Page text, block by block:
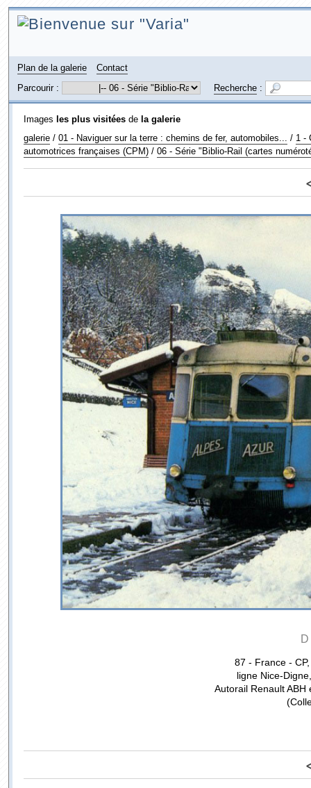
Plan de la galerie
Contact
Parcourir :
Recherche:
Images les plus visitéesde la galerie
galerie/ 01 - Naviguer sur la terre : chemins de fer, automobiles... / 1 -
automotrices françaises (CPM)/ 06 - Série "Biblio-Rail (cartes
87 - France -
ligne Nice-
Autorail Renault